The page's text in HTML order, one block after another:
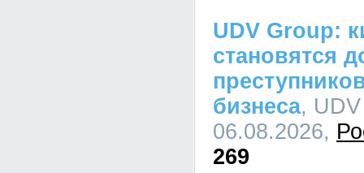
UDV Group:
становятся
бизнеса,
06.08.2026,
269